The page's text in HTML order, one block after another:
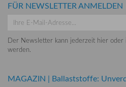
FÜR NEWSLETTER ANMELDEN
Der Newsletter kann jederzeit hier oder
werden.
MAGAZIN | Ballaststoffe: